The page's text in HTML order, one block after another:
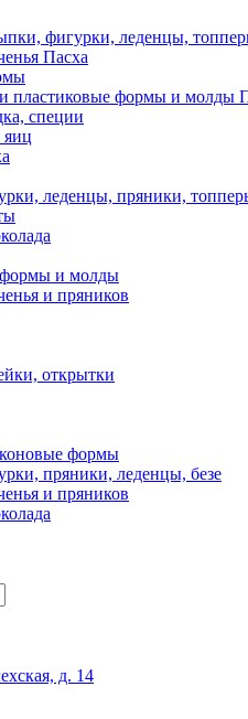
фигурки, леденцы,
Пасха
пластиковые формы и молды
специи
яиц
леденцы, пряники,
и молды
и пряников
открытки
формы
пряники, леденцы, безе
и пряников
д. 14